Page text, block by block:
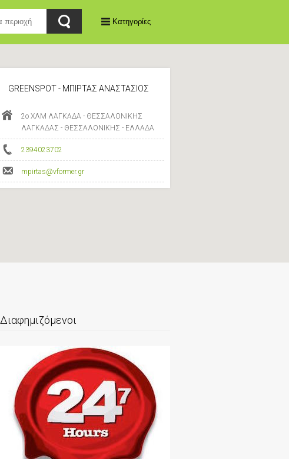
Κατηγορίες
GREENSPOT - ΜΠΙΡΤΑΣ ΑΝΑΣΤΑΣΙΟΣ
2ο ΧΛΜ ΛΑΓΚΑΔΑ - ΘΕΣΣΑΛΟΝΙΚΗΣ
ΛΑΓΚΑΔΑΣ - ΘΕΣΣΑΛΟΝΙΚΗΣ - ΕΛΛΑΔΑ
2394023702
mpirtas@vformer.gr
Διαφημιζόμενοι